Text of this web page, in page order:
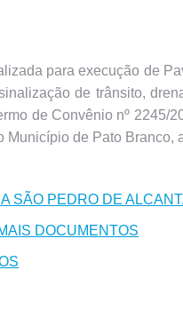
para execução de
de trânsito,
de Convênio nº 2245/
de Pato
SÃO PEDRO DE
DOCUMENTOS